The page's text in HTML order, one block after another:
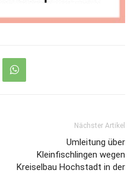
Nächster Artikel
Umleitung über
Kleinfischlingen wegen
Kreiselbau Hochstadt in der